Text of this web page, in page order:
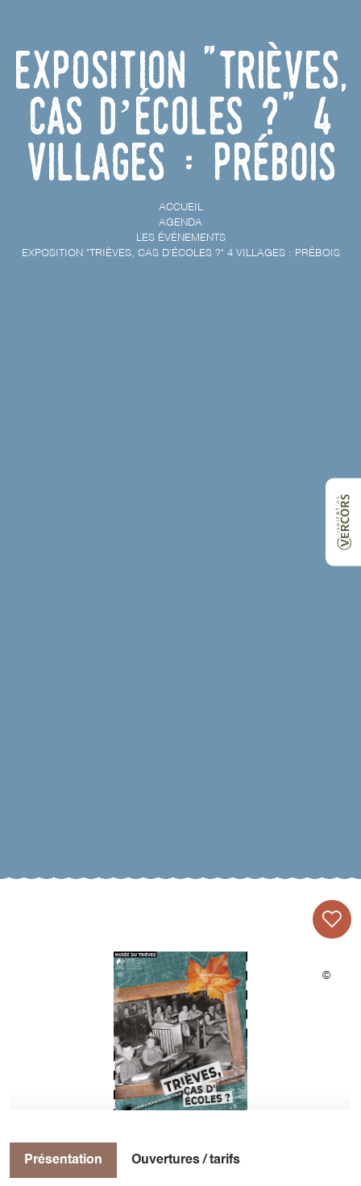
Exposition "Trièves,
cas d’écoles ?" 4
villages : Prébois
ACCUEIL
AGENDA
LES ÉVÉNEMENTS
EXPOSITION "TRIÈVES, CAS D’ÉCOLES ?" 4 VILLAGES : PRÉBOIS
Présentation Ouvertures / tarifs